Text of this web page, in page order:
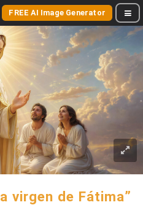
FREE AI Image Generator
virgen de Fátima”